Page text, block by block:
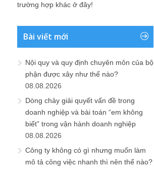
trường hợp khác ở đây!
Bài viết mới
Nội quy và quy định chuyên môn của bộ
phận được xây như thế nào?
08.08.2026
Dòng chảy giải quyết vấn đề trong
doanh nghiệp và bài toán “em không
biết” trong vận hành doanh nghiệp
08.08.2026
Công ty không có gì nhưng muốn làm
mô tả công việc nhanh thì nên thế nào?